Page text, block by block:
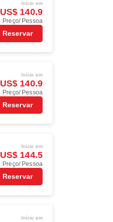
Início em
US$ 140.9
Preço/ Pessoa
Reservar
Início em
US$ 140.9
Preço/ Pessoa
Reservar
Início em
US$ 144.5
Preço/ Pessoa
Reservar
Início em